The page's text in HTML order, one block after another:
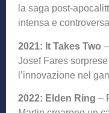
la saga post-
intensa e
2021: It Takes Two
Josef Fares
l’innovazione nel
2022: Elden Ring –